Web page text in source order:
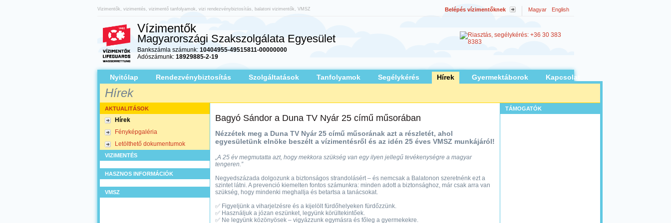
Vizimentők, vizimentés, vizimentő tanfolyamok, vizi rendezvénybiztosítás, balatoni vizimentők, VMSZ Belépés vízimentőknek Magyar English
Vízimentők
Magyarországi Szakszolgálata Egyesület
Bankszámla számunk: 10404955-49515811-00000000
Adószámunk: 18929885-2-19
Nyitólap Rendezvénybiztosítás Szolgáltatások Tanfolyamok Segélykérés Hírek Gyermektáborok Kapcsolat
Hírek
AKTUALITÁSOK
Hírek
Fényképgaléria
Letölthető dokumentumok
VIZIMENTÉS
HASZNOS INFORMÁCIÓK
VMSZ
Bagyó Sándor a Duna TV Nyár 25 című műsorában
Nézzétek meg a Duna TV Nyár 25 című műsorának azt a részletét, ahol
egyesületünk elnöke beszélt a vízimentésről és az idén 25 éves VMSZ munkájáról!
„A 25 év megmutatta azt, hogy mekkora szükség van egy ilyen jellegű tevékenységre a magyar
tengeren.”
Negyedszázada dolgozunk a biztonságos strandolásért – és nemcsak a Balatonon szeretnénk ezt a
szintet látni. A prevenció kiemelten fontos számunkra: minden adott a biztonsághoz, már csak arra van
szükség, hogy mindenki meghallja és betartsa a tanácsokat.
✅ Figyeljünk a viharjelzésre és a kijelölt fürdőhelyeken fürdőzzünk.
✅ Használjuk a józan eszünket, legyünk körültekintőek.
✅ Ne legyünk közönyösek – vigyázzunk egymásra és főleg a gyermekekre.
TÁMOGATÓK